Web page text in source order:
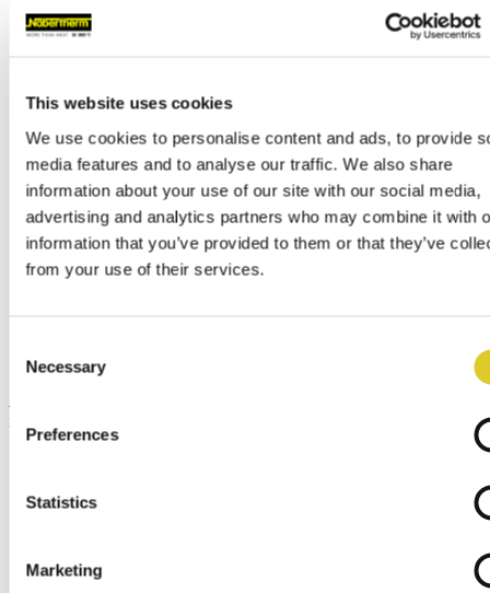
This website uses cookies
We use cookies to personalise content and ads, to provide
media features and to analyse our traffic. We also share
information about your use of our site with our social media,
advertising and analytics partners who may combine it with
information that you’ve provided to them or that they’ve
from your use of their services.
Selection
Necessary
Preferences
Statistics
Marketing
Nabertherm GmbH
Bahnhofstr. 20
Tel.+49 4298 922-0
発送・受取
Dr.-Sasse-Straße 31,
28865 Lilienthal (Germany)
世界的販売網
本社
x
Español
русский